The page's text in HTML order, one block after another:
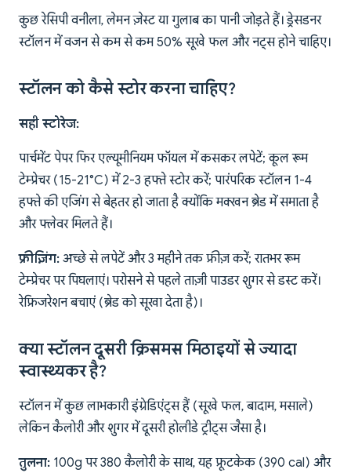
कुछ रेसिपी वनीला, लेमन ज़ेस्ट या गुलाब का पानी जोड़ते हैं। ड्रेसडनर
स्टॉलन में वजन से कम से कम 50% सूखे फल और नट्स होने चाहिए।
स्टॉलन को कैसे स्टोर करना चाहिए?
सही स्टोरेज:
पार्चमेंट पेपर फिर एल्यूमीनियम फॉयल में कसकर लपेटें; कूल रूम
टेम्प्रेचर (15-21°C) में 2-3 हफ्ते स्टोर करें; पारंपरिक स्टॉलन 1-4
हफ्ते की एजिंग से बेहतर हो जाता है क्योंकि मक्खन ब्रेड में समाता है
और फ्लेवर मिलते हैं।
फ्रीज़िंग: अच्छे से लपेटें और 3 महीने तक फ्रीज़ करें; रातभर रूम
टेम्प्रेचर पर पिघलाएं। परोसने से पहले ताज़ी पाउडर शुगर से डस्ट करें।
रेफ्रिजरेशन बचाएं (ब्रेड को सूखा देता है)।
क्या स्टॉलन दूसरी क्रिसमस मिठाइयों से ज्यादा
स्वास्थ्यकर है?
स्टॉलन में कुछ लाभकारी इंग्रेडिएंट्स हैं (सूखे फल, बादाम, मसाले)
लेकिन कैलोरी और शुगर में दूसरी होलीडे ट्रीट्स जैसा है।
तुलना: 100g पर 380 कैलोरी के साथ, यह फ्रूटकेक (390 cal) और